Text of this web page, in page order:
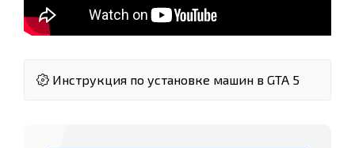
Инструкция по установке машин в GTA 5